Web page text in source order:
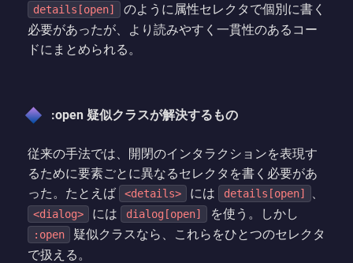
details[open]
のように属性セレクタで個別に書く
必要があったが、より読みやすく一貫性のあるコー
ドにまとめられる。
:open 疑似クラスが解決するもの
従来の手法では、開閉のインタラクションを表現す
るために要素ごとに異なるセレクタを書く必要があ
った。たとえば
<details> には details[open]
<dialog> には dialog[open] を使う。しかし
:open
疑似クラスなら、これらをひとつのセレクタ
で扱える。